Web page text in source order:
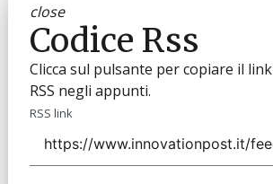
close
Codice Rss
Clicca sul pulsante per copiare il link
RSS negli appunti.
RSS link